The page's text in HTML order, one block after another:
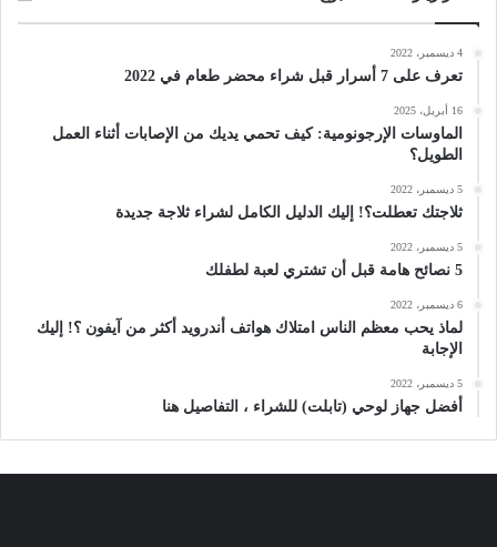
4 ديسمبر، 2022
تعرف على 7 أسرار قبل شراء محضر طعام في 2022
16 أبريل، 2025
الماوسات الإرجونومية: كيف تحمي يديك من الإصابات أثناء العمل
الطويل؟
5 ديسمبر، 2022
ثلاجتك تعطلت؟! إليك الدليل الكامل لشراء ثلاجة جديدة
5 ديسمبر، 2022
5 نصائح هامة قبل أن تشتري لعبة لطفلك
6 ديسمبر، 2022
لماذ يحب معظم الناس امتلاك هواتف أندرويد أكثر من آيفون ؟! إليك
الإجابة
5 ديسمبر، 2022
أفضل جهاز لوحي (تابلت) للشراء ، التفاصيل هنا